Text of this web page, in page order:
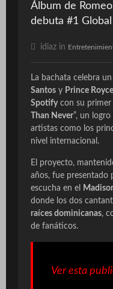
Álbum de
debuta #1
idiaz in
La bachata celebra
Santos y Prince Royce
Spotifycon su primer
Than Never”, un
artistas como los
nivel internacional.
El proyecto,
años, fue presentado
escucha en el
donde los dos
raíces dominicanas,
de fanáticos.
Ver esta